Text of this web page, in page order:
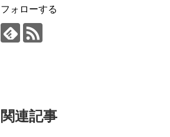
フォローする
関連記事